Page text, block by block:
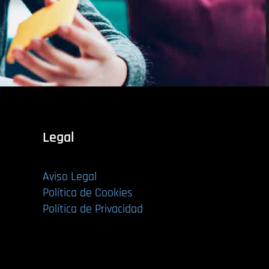
Legal
Aviso Legal
Política de Cookies
Política de Privacidad